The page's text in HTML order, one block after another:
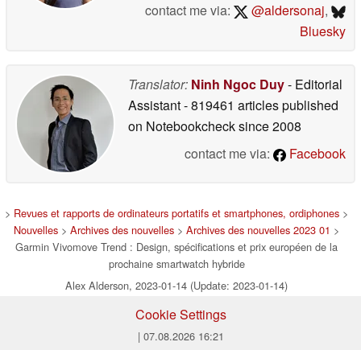
contact me via:
@aldersonaj,
Bluesky
Translator: Ninh Ngoc Duy- Editorial
Assistant- 819461 articles published
on Notebookchecksince 2008
contact me via:
Facebook
> Revues et rapports de ordinateurs portatifs et smartphones, ordiphones >
Nouvelles > Archives des nouvelles > Archives des nouvelles 2023 01 >
Garmin Vivomove Trend : Design, spécifications et prix européen de la
prochaine smartwatch hybride
Alex Alderson, 2023-01-14 (Update: 2023-01-14)
Cookie Settings
| 07.08.2026 16:21